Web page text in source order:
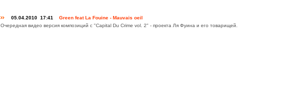
05.04.2010 17:41 Green feat La Fouine - Mauvais oeil
Очередная видео версия композиций с "Capital Du Crime vol. 2" - проекта Ля Фуина и его товарищей.